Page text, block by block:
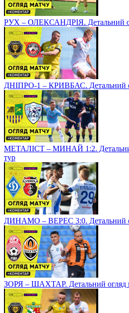
РУХ – ОЛЕКСАНДРІЯ. Детальний
ДНІПРО-1 – КРИВБАС. Детальний
МЕТАЛІСТ – МИНАЙ 1:2.
тур
ДИНАМО – ВЕРЕС 3:0. Детальний
ЗОРЯ – ШАХТАР. Детальний огляд